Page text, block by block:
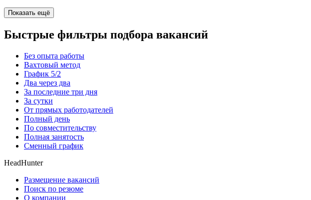
Показать ещё
Быстрые фильтры подбора вакансий
Без опыта работы
Вахтовый метод
График 5/2
Два через два
За последние три дня
За сутки
От прямых работодателей
Полный день
По совместительству
Полная занятость
Сменный график
HeadHunter
Размещение вакансий
Поиск по резюме
О компании